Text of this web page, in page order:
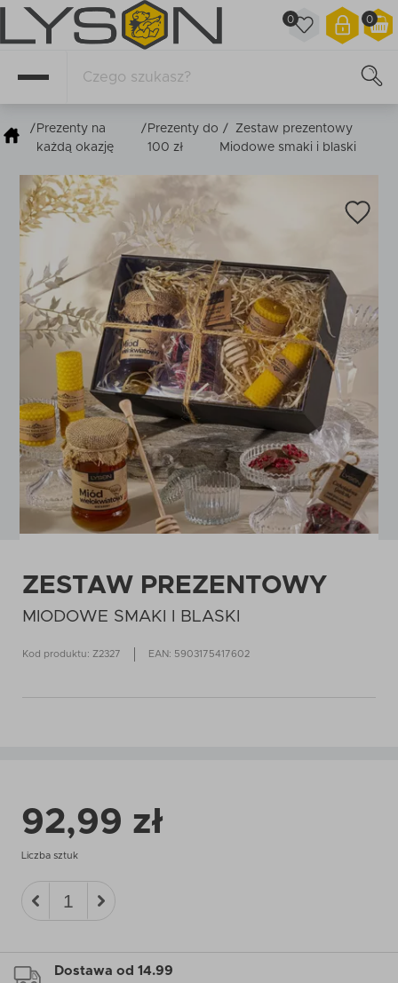
0
0
/ Prezenty na
każdą okazję
/ Prezenty do
100 zł
/ Zestaw prezentowy
Miodowe smaki i blaski
ZESTAW PREZENTOWY
MIODOWE SMAKI I BLASKI
Kod produktu: Z2327 EAN: 5903175417602
92,99 zł
Liczba sztuk
Dostawa od 14.99